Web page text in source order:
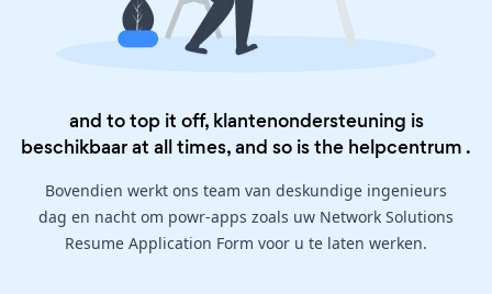
and to top it off, klantenondersteuning is
beschikbaar at all times, and so is the helpcentrum .
Bovendien werkt ons team van deskundige ingenieurs
dag en nacht om powr-apps zoals uw Network Solutions
Resume Application Form voor u te laten werken.